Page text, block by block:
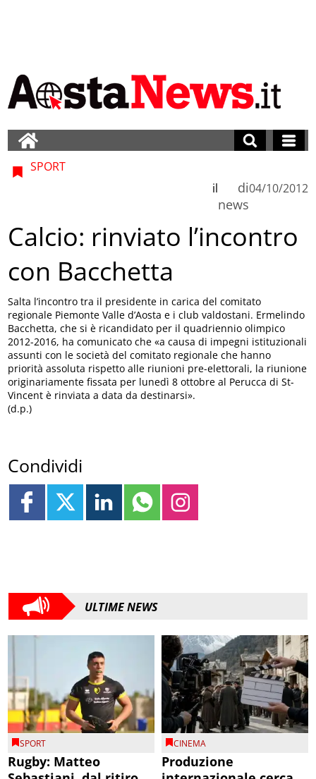
SPORT
di
news
il 04/10/2012
Calcio: rinviato l’incontro
con Bacchetta
Salta l’incontro tra il presidente in carica del comitato
regionale Piemonte Valle d’Aosta e i club valdostani. Ermelindo
Bacchetta, che si è ricandidato per il quadriennio olimpico
2012-2016, ha comunicato che «a causa di impegni istituzionali
assunti con le società del comitato regionale che hanno
priorità assoluta rispetto alle riunioni pre-elettorali, la riunione
originariamente fissata per lunedì 8 ottobre al Perucca di St-
Vincent è rinviata a data da destinarsi».
(d.p.)
Condividi
ULTIME NEWS
SPORT
Rugby: Matteo
CINEMA
Produzione